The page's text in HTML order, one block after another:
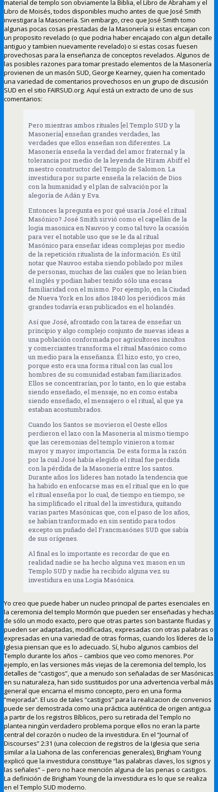
material de templo son obviamente la Biblia, el Libro de Abraham y el
Libro de Moisés, todos disponibles mucho antes de que José Smith
investigara la Masonería. Sin embargo, creo que José Smith tomo
algunas pocas cosas prestadas de la Masonería si estas encajan con
un proposito revelado (o que podria haber encajado con algun detalle
antiguo y tambien nuevamente revelado) o si estas cosas fuesen
provechosas para la enseñanza de conceptos revelados. Algunos de
las posibles razones para tomar prestado elementos de la Masonería
provienen de un masón SUD, George Kearney, quien ha comentado
una variedad de comentarios provechosos en un grupo de discusión
SUD en el sitio FAIRSUD.org. Aquí está un extracto de uno de sus
comentarios:
Pero mientras ambos rituales [el Templo SUD y la
Masonería] enseñan grandes verdades, las
verdades que ellos enseñan son diferentes. La
Masonería enseña la verdad del amor fraternal y la
tolerancia por medio de la leyenda de Hiram Abiff el
maestro constructor del Templo de Salomon. La
investidura por su parte enseña la relación de Dios
con la humanidad y el plan de salvación por la
alegoría de Adán y Eva.
Entonces la pregunta es por qué usaría José el ritual
Masónico? José Smith sirvió como el capellán de la
logia masonica en Nauvoo y como tal tuvo la ocasión
para ver el notable uso que se le da al ritual
Masónico para enseñar ideas complejas por medio
de la repetición ritualista de la información. Es útil
notar que Nauvoo estaba siendo poblado por miles
de personas, muchas de las cuáles que no leían bien
el inglés y podian haber tenido sólo una escasa
familiaridad con el mismo. Por ejemplo, en la Ciudad
de Nueva York en los años 1840 los periódicos más
grandes todavía eran publicados en el holandés.
Así que José, afrontado con la tarea de enseñar un
principio y algo complejo conjunto de nuevas ideas a
una población conformada por agricultores incultos
y comerciantes transforma el ritual Masónico como
un medio para la enseñanza. Él hizo esto, yo creo,
porque esto era una forma ritual con las cual los
hombres de su comunidad estaban familiarizados.
Ellos se concentrarían, por lo tanto, en lo que estaba
siendo enseñado, el mensaje, no en como estaba
siendo enseñado, el mensajero o el ritual, al que ya
estaban acostumbrados.
Cuando los Santos se movieron el Oeste ellos
perdieron el lazo con la Masoneria al mismo tiempo
que las ceremonias del templo vinieron a tomar
mayor y mayor importancia. De esta forma la razón
por la cual José había elegido el ritual fue perdida
con la pérdida de la Masonería entre los santos.
Durante años los lideres han notado la tendencia que
ha habido en enfocarse mas en el ritual que en lo que
el ritual enseña por lo cual, de tiempo en tiempo, se
ha simplificado el ritual del la investidura, quitando
varias partes Masónicas que, con el paso de los años,
se habían tranformado en sin sentido para todos
excepto un puñado del Francmasónes SUD que sabía
de sus orígenes.
Al final es lo importante es recordar de que en
realidad nadie se ha hecho alguna vez mason en un
Templo SUD y nadie ha recibido alguna vez su
investidura en una Logia Masónica.
Yo creo que puede haber un nucleo principal de partes esenciales en
la ceremonia del templo Mormón que pueden ser enseñadas y hechas
de sólo un modo exacto, pero que otras partes son bastante fluidas y
pueden ser adaptadas, modificadas, expresadas con otras palabras o
expresadas en una variedad de otras formas, cuando los líderes de la
Iglesia piensan que es lo adecuado. Sí, hubo algunos cambios del
Templo durante los años – cambios que veo como menores. Por
ejemplo, en las versiones más viejas de la ceremonia del templo, los
detalles de “castigos”, que a menudo son señaladas de ser Masónicas
en su naturaleza, han sido sustituidos por una advertencia verbal más
general que encarna el mismo concepto, pero en una forma
“mejorada”. El uso de tales “castigos” para la realizacion de convenios
puede ser demostrada como una práctica auténtica de origen antigua
a partir de los registros Bíblicos, pero su retirada del Templo no
plantea ningún verdadero problema porque ellos no eran la parte
central del corazón o nucleo de la investidura. En el “Journal of
Discourses” 2:31 (una coleccion de registros de la Iglesia que seria
similar a la Liahona de las conferencias generales), Brigham Young
explicó que la investidura constituye “las palabras claves, los signos y
las señales” – pero no hace mención alguna de las penas o castigos.
La definición de Brigham Young de la investidura es lo que se realiza
en el Templo SUD moderno.